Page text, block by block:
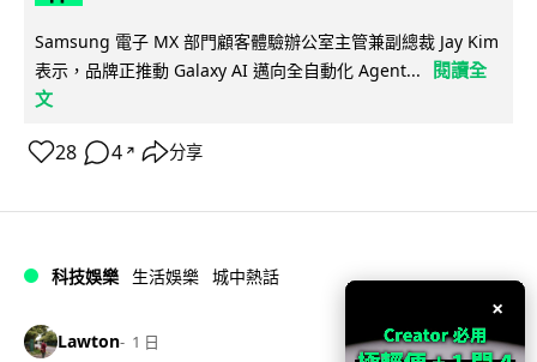
Samsung 電子 MX 部門顧客體驗辦公室主管兼副總裁 Jay Kim
表示，品牌正推動 Galaxy AI 邁向全自動化 Agent...
閱讀全
文
28 4 ↗ 分享
科技娛樂 生活娛樂 城中熱話
Lawton 1 日
×